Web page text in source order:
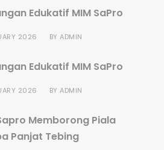
Edukatif MIM SaPro
2026 BY ADMIN
Edukatif MIM SaPro
2026 BY ADMIN
Memborong Piala
Panjat Tebing